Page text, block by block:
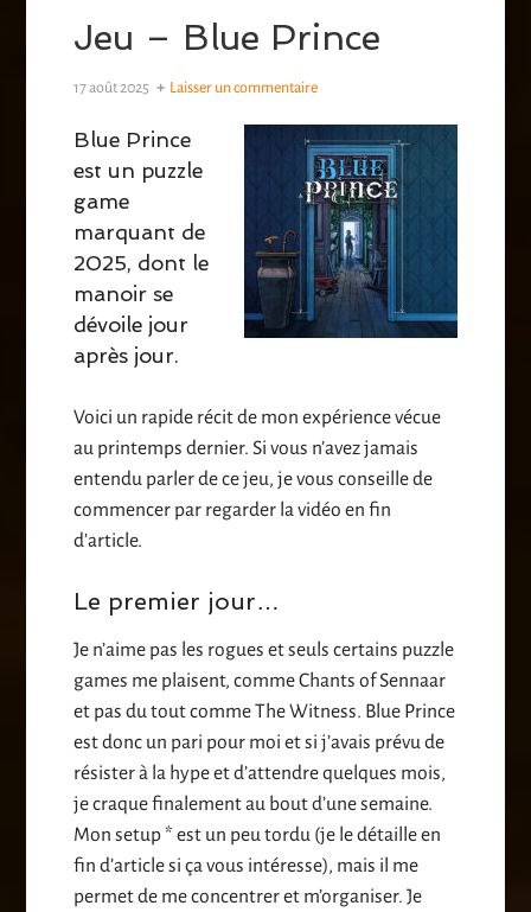
Jeu – Blue Prince
17 août 2025 Laisser un commentaire
Blue Prince
est un puzzle
game
marquant de
2025, dont le
manoir se
dévoile jour
après jour.
Voici un rapide récit de mon expérience vécue
au printemps dernier. Si vous n’avez jamais
entendu parler de ce jeu, je vous conseille de
commencer par regarder la vidéo en fin
d’article.
Le premier jour…
Je n’aime pas les rogues et seuls certains puzzle
games me plaisent, comme Chants of Sennaar
et pas du tout comme The Witness. Blue Prince
est donc un pari pour moi et si j’avais prévu de
résister à la hype et d’attendre quelques mois,
je craque finalement au bout d’une semaine.
Mon setup * est un peu tordu (je le détaille en
fin d’article si ça vous intéresse), mais il me
permet de me concentrer et m’organiser. Je